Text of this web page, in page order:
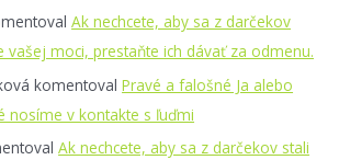
Ak nechcete, aby sa z darčekov
vašej moci, prestaňte ich dávať za odmenu.
komentovalPravé a falošné Ja alebo
nosíme v kontakte s ľuďmi
Ak nechcete, aby sa z darčekov stali